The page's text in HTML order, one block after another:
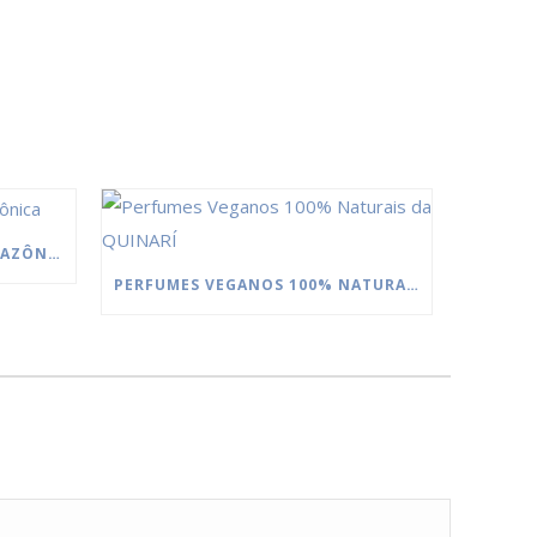
MANTEIGAS DA FLORESTA AMAZÔNICA
PERFUMES VEGANOS 100% NATURAIS DA QUINARÍ